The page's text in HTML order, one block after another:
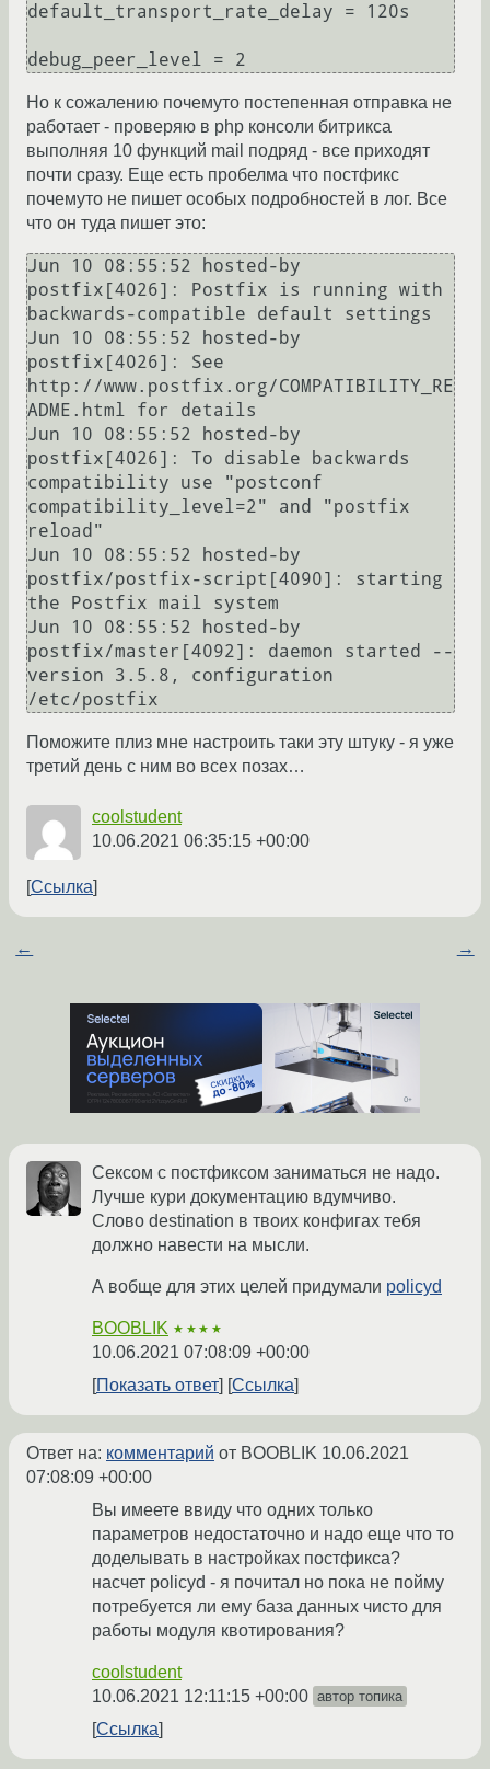
default_transport_rate_delay = 120s
Но к сожалению почемуто постепенная отправка не
работает - проверяю в php консоли битрикса
выполняя 10 функций mail подряд - все приходят
почти сразу. Еще есть пробелма что постфикс
почемуто не пишет особых подробностей в лог. Все
что он туда пишет это:
Jun 10 08:55:52 hosted-by
postfix[4026]: Postfix is running with
backwards-compatible default settings
Jun 10 08:55:52 hosted-by
postfix[4026]: See
http://www.postfix.org/COMPATIBILITY_RE
ADME.html for details
Jun 10 08:55:52 hosted-by
postfix[4026]: To disable backwards
compatibility use "postconf
compatibility_level=2" and "postfix
reload"
Jun 10 08:55:52 hosted-by
postfix/postfix-script[4090]: starting
the Postfix mail system
Jun 10 08:55:52 hosted-by
postfix/master[4092]: daemon started --
version 3.5.8, configuration
Поможите плиз мне настроить таки эту штуку - я уже
третий день с ним во всех позах…
coolstudent
10.06.2021 06:35:15 +00:00
Ссылка
← →
Сексом с постфиксом заниматься не надо.
Лучше кури документацию вдумчиво.
Слово destination в твоих конфигах тебя
должно навести на мысли.
А вобще для этих целей придумали policyd
BOOBLIK ★★★★
10.06.2021 07:08:09 +00:00
Показать ответ
Ссылка
Ответ на: комментарий от BOOBLIK 10.06.2021
07:08:09 +00:00
Вы имеете ввиду что одних только
параметров недостаточно и надо еще что то
доделывать в настройках постфикса?
насчет policyd - я почитал но пока не пойму
потребуется ли ему база данных чисто для
работы модуля квотирования?
coolstudent
10.06.2021 12:11:15 +00:00 автор топика
Ссылка